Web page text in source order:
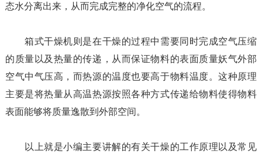
态水分离出来，从而完成完整的净化空气的流程。
箱式干燥机则是在干燥的过程中需要同时完成空气压缩
的质量以及热量的传递，从而保证物料的表面质量妖气外部
空气中气压高，而热源的温度也要高于物料温度。这种原理
主要是将热量从高温热源按照各种方式传递给物料使得物料
表面能够将质量逸散到外部空间。
以上就是小编主要讲解的有关干燥的工作原理以及常见